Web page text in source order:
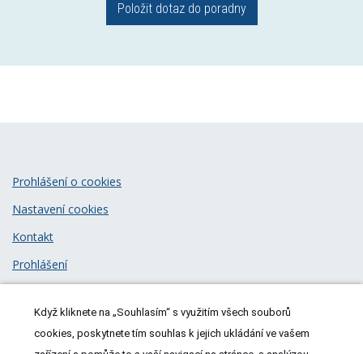
Položit dotaz do poradny
© 2026MeDitorial| ISSN 1805-3408
Prohlášení o cookies
Nastavení cookies
Kontakt
Prohlášení
Když kliknete na „Souhlasím“ s využitím všech souborů
cookies, poskytnete tím souhlas k jejich ukládání ve vašem